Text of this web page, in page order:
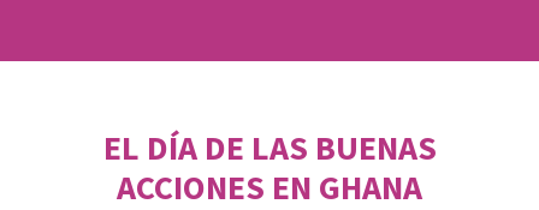
EL DÍA DE LAS BUENAS
ACCIONES EN GHANA